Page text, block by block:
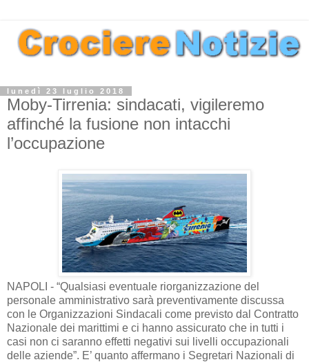
lunedì 23 luglio 2018
Moby-Tirrenia: sindacati, vigileremo
affinché la fusione non intacchi
l’occupazione
NAPOLI - “Qualsiasi eventuale riorganizzazione del
personale amministrativo sarà preventivamente discussa
con le Organizzazioni Sindacali come previsto dal Contratto
Nazionale dei marittimi e ci hanno assicurato che in tutti i
casi non ci saranno effetti negativi sui livelli occupazionali
delle aziende”. E’ quanto affermano i Segretari Nazionali di